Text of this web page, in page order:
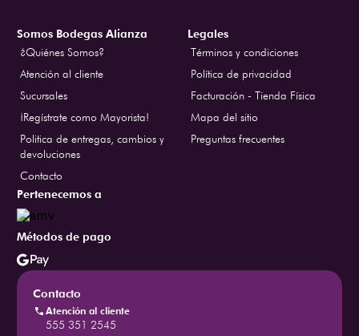
Somos Bodegas Alianza
¿Quiénes Somos?
Atención al cliente
Sucursales
¡Regístrate como Mayorista!
Politica de entregas, cambios y
devoluciones
Contacto
Legales
Términos y condiciones
Política de privacidad
Facturación - Tienda Física
Mapa del sitio
Preguntas frecuentes
Pertenecemos a
Métodos de pago
Contacto
Atención al cliente
555 351 2545